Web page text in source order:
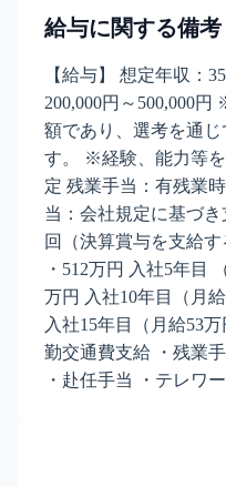
給与に関する備考
【給与】 想定年収：
200,000円～500,000
額であり、選考を通
す。 ※経験、能力等
定 残業手当：有残業
当：会社規定に基づ
回（決算賞与を支給す
・512万円 入社5年目
万円 入社10年目（月
入社15年目（月給53
勤交通費支給 ・残業
・赴任手当 ・テレワ